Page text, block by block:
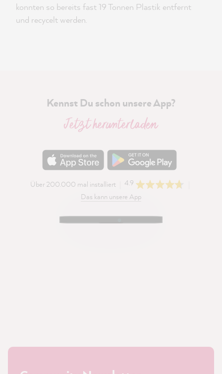
konnten so bereits fast 19 Tonnen Plastik entfernt
und recycelt werden.
Kennst Du schon unsere App?
Jetzt herunterladen
Über 200.000 mal installiert
4.9
Das kann unsere App